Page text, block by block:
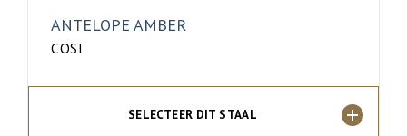
ANTELOPE AMBER
COSI
SELECTEER DIT STAAL